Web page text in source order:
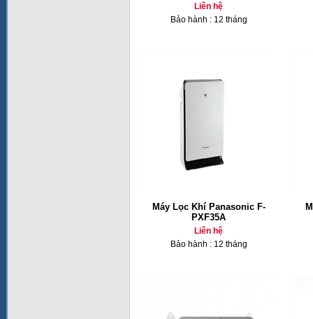
Liên hệ
Bảo hành : 12 tháng
Máy Lọc Khí Panasonic F-
PXF35A
Liên hệ
Bảo hành : 12 tháng